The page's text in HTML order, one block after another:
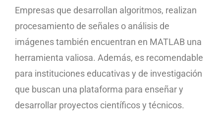
Empresas que desarrollan algoritmos, realizan
procesamiento de señales o análisis de
imágenes también encuentran en MATLAB una
herramienta valiosa. Además, es recomendable
para instituciones educativas y de investigación
que buscan una plataforma para enseñar y
desarrollar proyectos científicos y técnicos.